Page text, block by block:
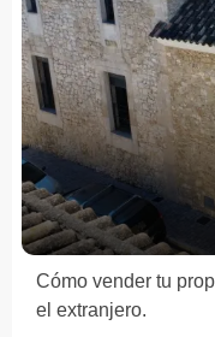
Cómo vender tu
el extranjero.